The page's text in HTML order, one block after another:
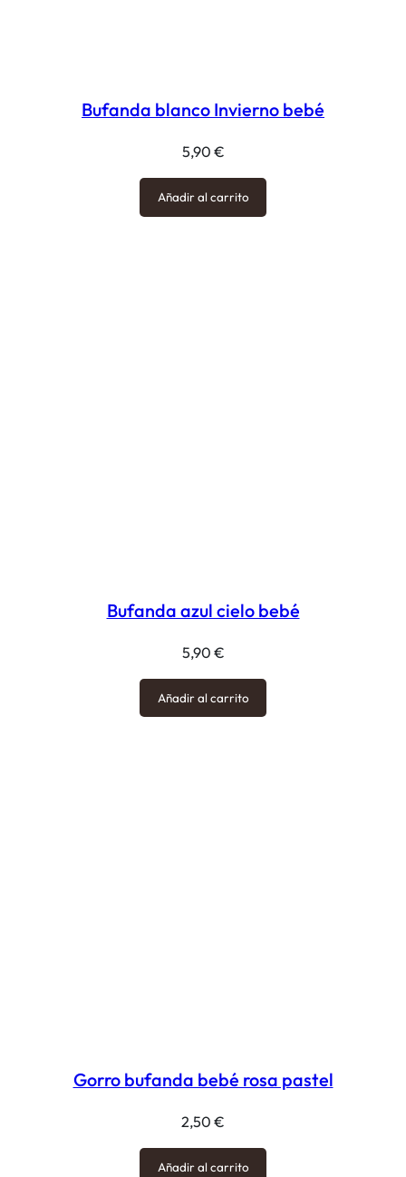
Bufanda blanco Invierno bebé
5,90 €
Añadir al carrito
Bufanda azul cielo bebé
5,90 €
Añadir al carrito
Gorro bufanda bebé rosa pastel
2,50 €
Añadir al carrito